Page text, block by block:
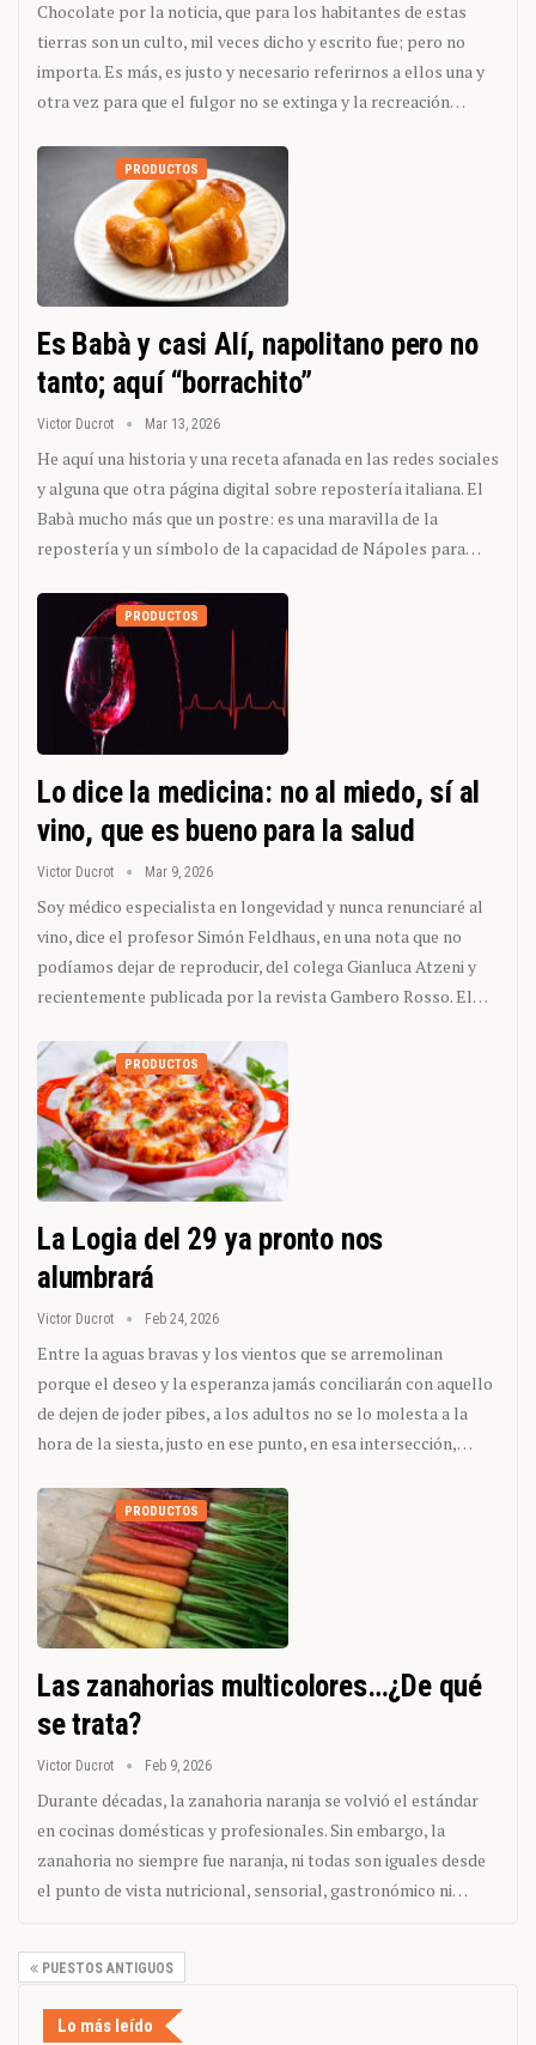
Chocolate por la noticia, que para los habitantes de estas
tierras son un culto, mil veces dicho y escrito fue; pero no
importa. Es más, es justo y necesario referirnos a ellos una y
otra vez para que el fulgor no se extinga y la recreación…
PRODUCTOS
Es Babà y casi Alí, napolitano pero no
tanto; aquí “borrachito”
Victor Ducrot Mar 13, 2026
He aquí una historia y una receta afanada en las redes sociales
y alguna que otra página digital sobre repostería italiana. El
Babà mucho más que un postre: es una maravilla de la
repostería y un símbolo de la capacidad de Nápoles para…
PRODUCTOS
Lo dice la medicina: no al miedo, sí al
vino, que es bueno para la salud
Victor Ducrot Mar 9, 2026
Soy médico especialista en longevidad y nunca renunciaré al
vino, dice el profesor Simón Feldhaus, en una nota que no
podíamos dejar de reproducir, del colega Gianluca Atzeni y
recientemente publicada por la revista Gambero Rosso. El…
PRODUCTOS
La Logia del 29 ya pronto nos
alumbrará
Victor Ducrot Feb 24, 2026
Entre la aguas bravas y los vientos que se arremolinan
porque el deseo y la esperanza jamás conciliarán con aquello
de dejen de joder pibes, a los adultos no se lo molesta a la
hora de la siesta, justo en ese punto, en esa intersección,…
PRODUCTOS
Las zanahorias multicolores…¿De qué
se trata?
Victor Ducrot Feb 9, 2026
Durante décadas, la zanahoria naranja se volvió el estándar
en cocinas domésticas y profesionales. Sin embargo, la
zanahoria no siempre fue naranja, ni todas son iguales desde
el punto de vista nutricional, sensorial, gastronómico ni…
PUESTOS ANTIGUOS
Lo más leído